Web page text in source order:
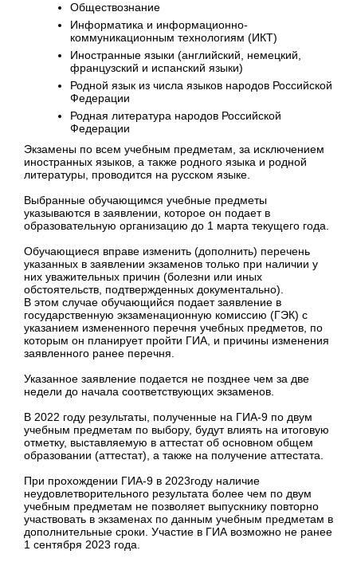
Обществознание
Информатика и информационно-
коммуникационным технологиям (ИКТ)
Иностранные языки (английский, немецкий,
французский и испанский языки)
Родной язык из числа языков народов Российской
Федерации
Родная литература народов Российской
Федерации
Экзамены по всем учебным предметам, за исключением
иностранных языков, а также родного языка и родной
литературы, проводится на русском языке.
Выбранные обучающимся учебные предметы
указываются в заявлении, которое он подает в
образовательную организацию до 1 марта текущего года.
Обучающиеся вправе изменить (дополнить) перечень
указанных в заявлении экзаменов только при наличии у
них уважительных причин (болезни или иных
обстоятельств, подтвержденных документально).
В этом случае обучающийся подает заявление в
государственную экзаменационную комиссию (ГЭК) с
указанием измененного перечня учебных предметов, по
которым он планирует пройти ГИА, и причины изменения
заявленного ранее перечня.
Указанное заявление подается не позднее чем за две
недели до начала соответствующих экзаменов.
В 2022 году результаты, полученные на ГИА-9 по двум
учебным предметам по выбору, будут влиять на итоговую
отметку, выставляемую в аттестат об основном общем
образовании (аттестат), а также на получение аттестата.
При прохождении ГИА-9 в 2023году наличие
неудовлетворительного результата более чем по двум
учебным предметам не позволяет выпускнику повторно
участвовать в экзаменах по данным учебным предметам в
дополнительные сроки. Участие в ГИА возможно не ранее
1 сентября 2023 года.